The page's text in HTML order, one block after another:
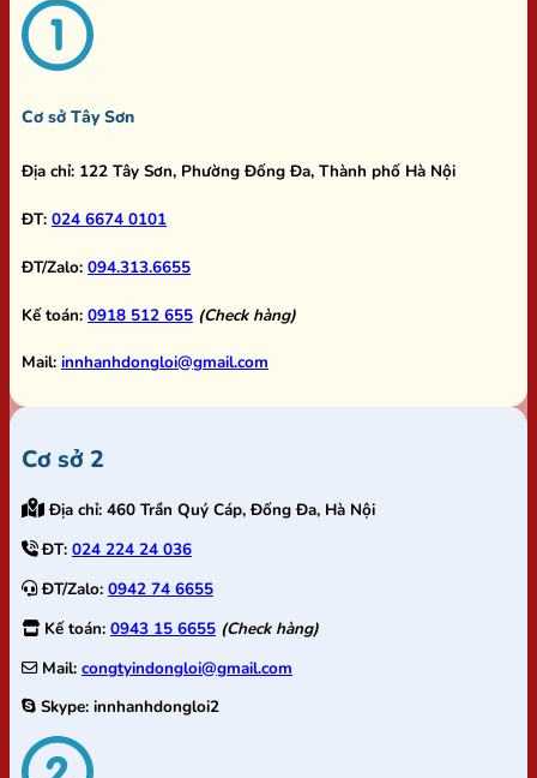
Cơ sở Tây Sơn
Địa chỉ: 122 Tây Sơn, Phường Đống Đa, Thành phố Hà Nội
ĐT: 024 6674 0101
ĐT/Zalo: 094.313.6655
Kế toán: 0918 512 655 (Check hàng)
Mail: innhanhdongloi@gmail.com
Cơ sở 2
Địa chỉ: 460 Trần Quý Cáp, Đống Đa, Hà Nội
ĐT: 024 224 24 036
ĐT/Zalo: 0942 74 6655
Kế toán: 0943 15 6655 (Check hàng)
Mail: congtyindongloi@gmail.com
Skype: innhanhdongloi2